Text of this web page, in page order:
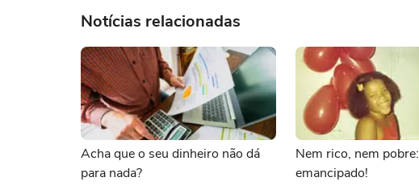
Notícias relacionadas
Acha que o seu dinheiro não dá
para nada?
Nem rico, nem pobre:
emancipado!